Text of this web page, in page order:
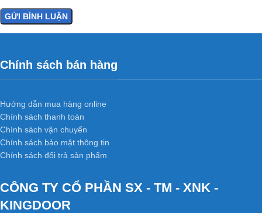
Chính sách bán hàng
Hướng dẫn mua hàng online
Chính sách thanh toán
Chính sách vận chuyển
Chính sách bảo mật thông tin
Chính sách đổi trả sản phẩm
CÔNG TY CỔ PHẦN SX - TM - XNK -
KINGDOOR